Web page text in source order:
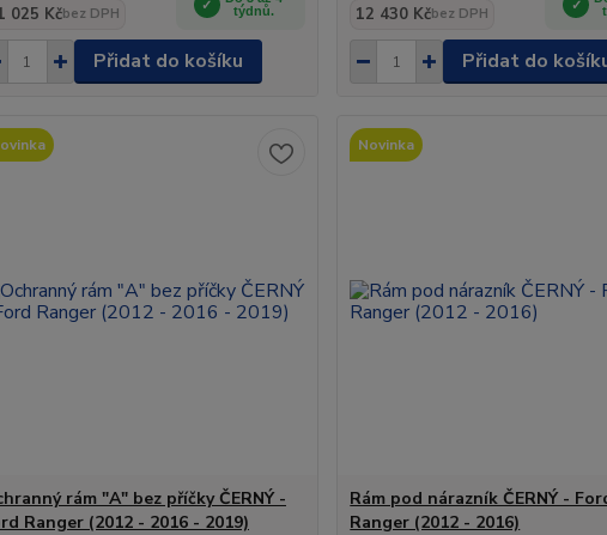
025 Kčbez DPH
týdnů.
Přidat do košíku
12 430 Kčbez DPH
Přidat do
rám "A" bez příčky ČERNÝ -
Ranger (2012 - 2016 - 2019)
Novinka
Rám pod nárazník ČERNÝ -
Ranger (2012 - 2016)